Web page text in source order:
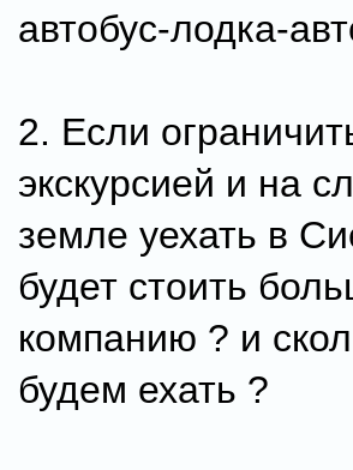
автобус-лодка-
2. Если
экскурсией и на
земле уехать в
будет стоить
компанию ? и
будем ехать ?